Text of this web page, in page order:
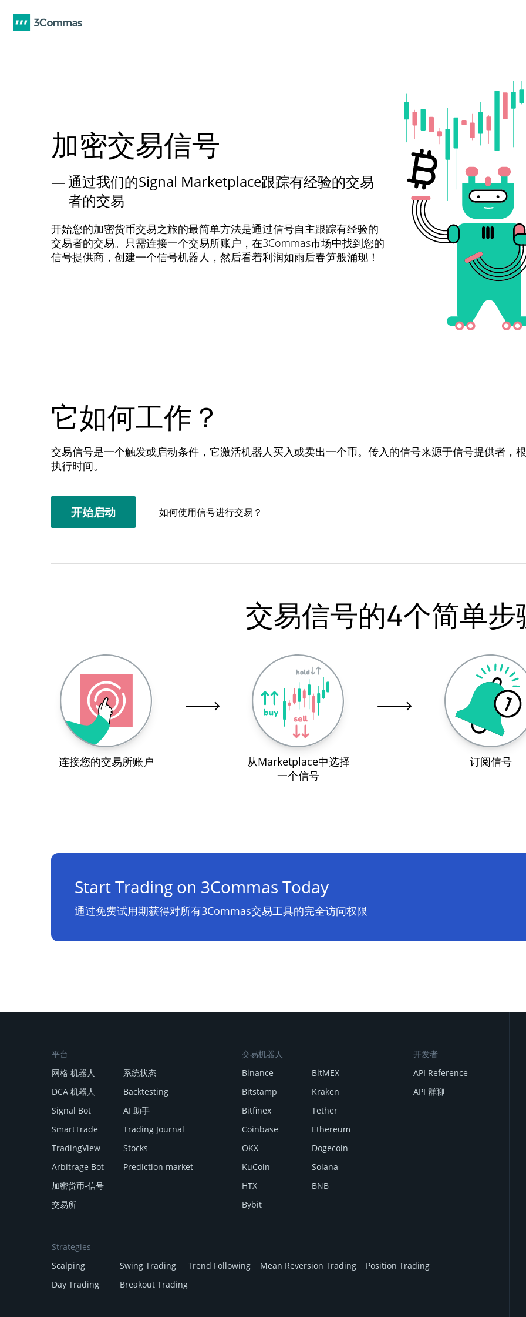
加密交易信号
通过我们的Signal Marketplace跟踪有经验的交易
者的交易
开始您的加密货币交易之旅的最简单方法是通过信号自主跟踪有经验的
交易者的交易。只需连接一个交易所账户，在3Commas市场中找到您的
信号提供商，创建一个信号机器人，然后看着利润如雨后春笋般涌现！
它如何工作？
交易信号是一个触发或启动条件，它激活机器人买入或卖出一个币。传入的信号来源于信号提供者，
执行时间。
开始启动 如何使用信号进行交易？
交易信号的4个简单步
连接您的交易所账户
从Marketplace中选择
一个信号
订阅信号
Start Trading on 3Commas Today
通过免费试用期获得对所有3Commas交易工具的完全访问权限
平台
网格 机器人
DCA 机器人
Signal Bot
SmartTrade
TradingView
Arbitrage Bot
加密货币-信号
交易所
系统状态
Backtesting
AI 助手
Trading Journal
Stocks
Prediction market
交易机器人
Binance
Bitstamp
Bitfinex
Coinbase
OKX
KuCoin
HTX
Bybit
BitMEX
Kraken
Tether
Ethereum
Dogecoin
Solana
BNB
开发者
API Reference
API 群聊
Strategies
Scalping
Swing Trading Trend Following Mean Reversion Trading
Position Trading
Day Trading
Breakout Trading